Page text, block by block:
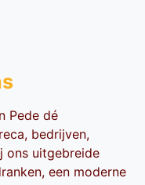
Pede dé
bedrijven,
ons uitgebreide
een moderne